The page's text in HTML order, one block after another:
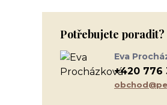
Potřebujete poradit?
Eva
+420 776